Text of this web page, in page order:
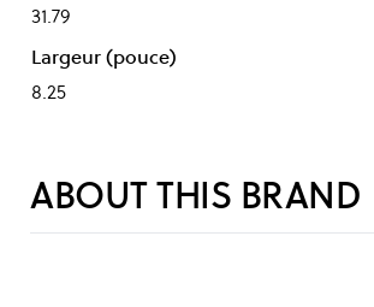
31.79
Largeur (pouce)
8.25
ABOUT THIS BRAND